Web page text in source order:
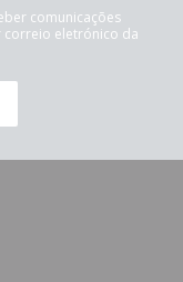
comunicações
correio eletrónico da